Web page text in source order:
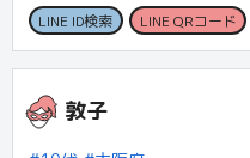
LINE ID検索 LINE QRコード
敦子